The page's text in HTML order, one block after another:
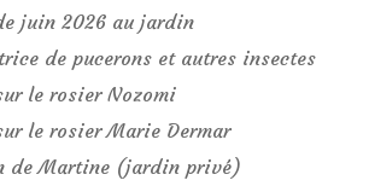
juin 2026 au jardin
de pucerons et autres insectes
le rosier Nozomi
le rosier Marie Dermar
de Martine (jardin privé)